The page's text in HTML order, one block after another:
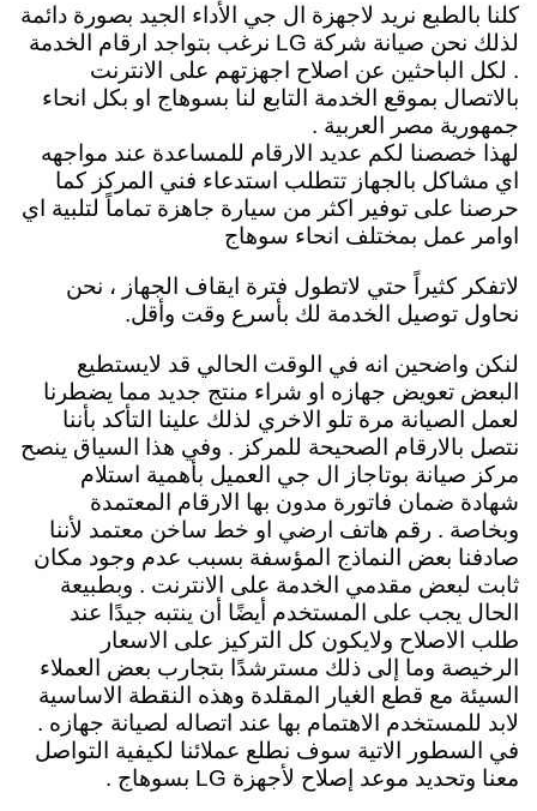
كلنا بالطبع نريد لاجهزة ال جي الأداء الجيد بصورة دائمة
لذلك نحن صيانة شركة LG نرغب بتواجد ارقام الخدمة
. لكل الباحثين عن اصلاح اجهزتهم على الانترنت
بالاتصال بموقع الخدمة التابع لنا بسوهاج او بكل انحاء
جمهورية مصر العربية .
لهذا خصصنا لكم عديد الارقام للمساعدة عند مواجهه
اي مشاكل بالجهاز تتطلب استدعاء فني المركز كما
حرصنا على توفير اكثر من سيارة جاهزة تماماً لتلبية اي
اوامر عمل بمختلف انحاء سوهاج
لاتفكر كثيراً حتي لاتطول فترة ايقاف الجهاز ، نحن
نحاول توصيل الخدمة لك بأسرع وقت وأقل.
لنكن واضحين انه في الوقت الحالي قد لايستطيع
البعض تعويض جهازه او شراء منتج جديد مما يضطرنا
لعمل الصيانة مرة تلو الاخري لذلك علينا التأكد بأننا
نتصل بالارقام الصحيحة للمركز . وفي هذا السياق ينصح
مركز صيانة بوتاجاز ال جي العميل بأهمية استلام
شهادة ضمان فاتورة مدون بها الارقام المعتمدة
وبخاصة . رقم هاتف ارضي او خط ساخن معتمد لأننا
صادفنا بعض النماذج المؤسفة بسبب عدم وجود مكان
ثابت لبعض مقدمي الخدمة على الانترنت . وبطبيعة
الحال يجب على المستخدم أيضًا أن ينتبه جيدًا عند
طلب الاصلاح ولايكون كل التركيز على الاسعار
الرخيصة وما إلى ذلك مسترشدًا بتجارب بعض العملاء
السيئة مع قطع الغيار المقلدة وهذه النقطة الاساسية
لابد للمستخدم الاهتمام بها عند اتصاله لصيانة جهازه .
في السطور الاتية سوف نطلع عملائنا لكيفية التواصل
معنا وتحديد موعد إصلاح لأجهزة LG بسوهاج .